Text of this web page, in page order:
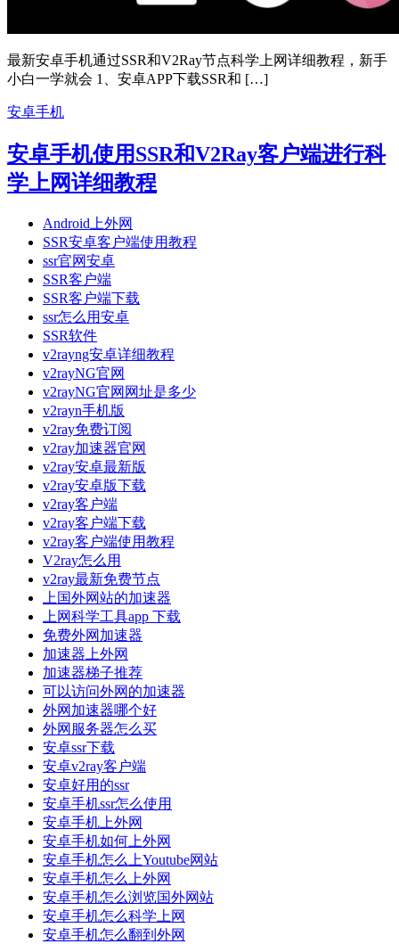
最新安卓手机通过SSR和V2Ray节点科学上网详细教程，新手
小白一学就会 1、安卓APP下载SSR和 […]
安卓手机
安卓手机使用SSR和V2Ray客户端进行科
学上网详细教程
Android上外网
SSR安卓客户端使用教程
ssr官网安卓
SSR客户端
SSR客户端下载
ssr怎么用安卓
SSR软件
v2rayng安卓详细教程
v2rayNG官网
v2rayNG官网网址是多少
v2rayn手机版
v2ray免费订阅
v2ray加速器官网
v2ray安卓最新版
v2ray安卓版下载
v2ray客户端
v2ray客户端下载
v2ray客户端使用教程
V2ray怎么用
v2ray最新免费节点
上国外网站的加速器
上网科学工具app 下载
免费外网加速器
加速器上外网
加速器梯子推荐
可以访问外网的加速器
外网加速器哪个好
外网服务器怎么买
安卓ssr下载
安卓v2ray客户端
安卓好用的ssr
安卓手机ssr怎么使用
安卓手机上外网
安卓手机如何上外网
安卓手机怎么上Youtube网站
安卓手机怎么上外网
安卓手机怎么浏览国外网站
安卓手机怎么科学上网
安卓手机怎么翻到外网